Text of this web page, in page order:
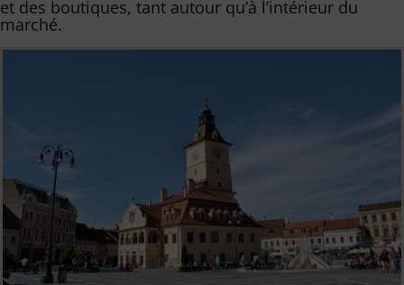
et des boutiques, tant autour qu’à l’intérieur du
marché.